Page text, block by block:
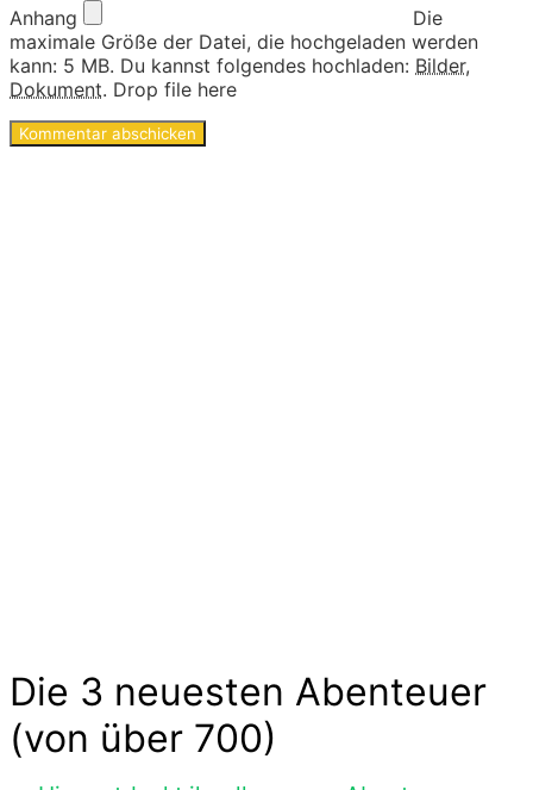
Anhang
Die
maximale Größe der Datei, die hochgeladen werden
kann: 5 MB. Du kannst folgendes hochladen: Bilder,
Dokument. Drop file here
Die 3 neuesten Abenteuer
(von über 700)